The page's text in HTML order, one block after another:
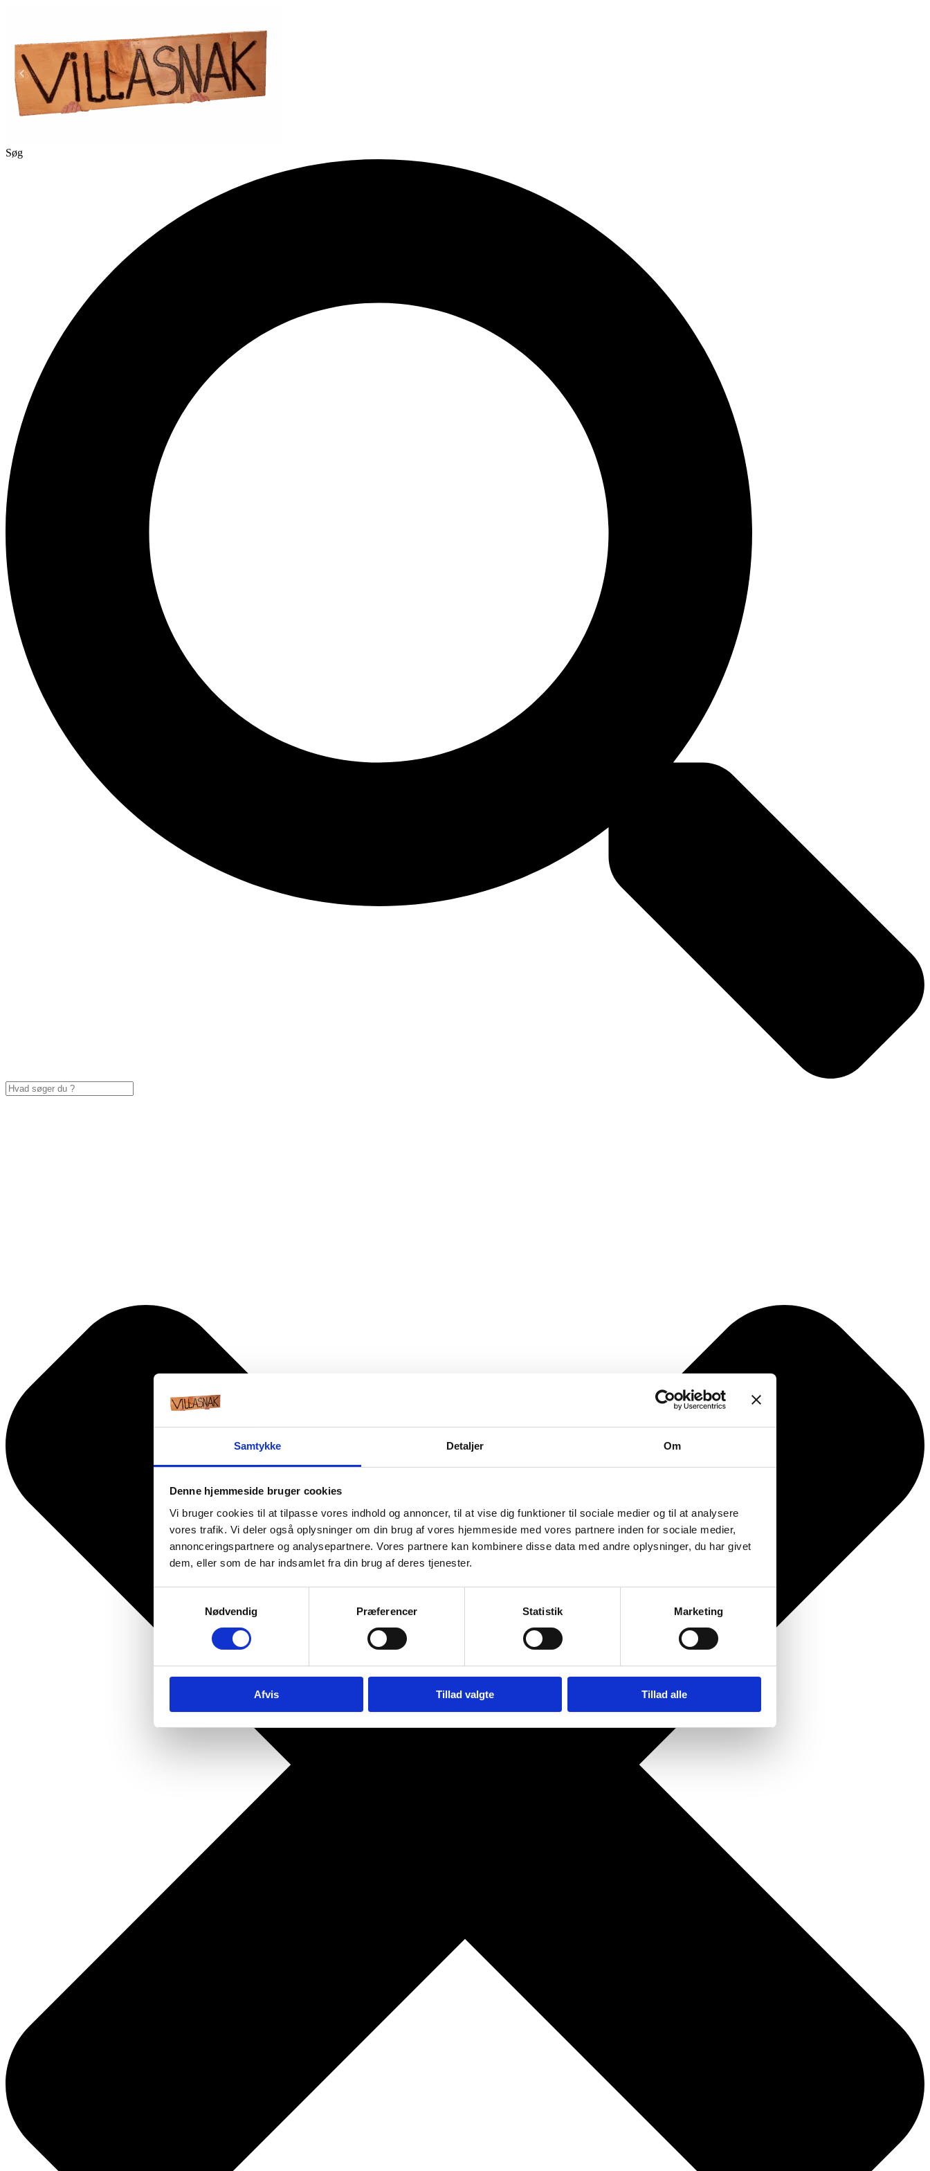
Samtykke Detaljer Om
Denne hjemmeside bruger cookies
Vi bruger cookies til at tilpasse vores indhold og annoncer, til at vise dig funktioner til sociale medier og til at analysere
vores trafik. Vi deler også oplysninger om din brug af vores hjemmeside med vores partnere inden for sociale medier,
annonceringspartnere og analysepartnere. Vores partnere kan kombinere disse data med andre oplysninger, du har givet
dem, eller som de har indsamlet fra din brug af deres tjenester.
Nødvendig
Præferencer Statistik Marketing
Afvis Tillad valgte Tillad alle
Søg